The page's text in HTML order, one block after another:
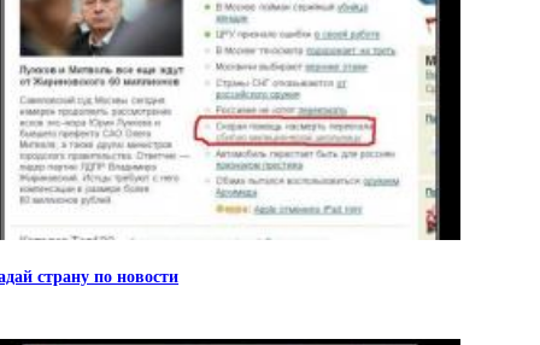
страну по новости